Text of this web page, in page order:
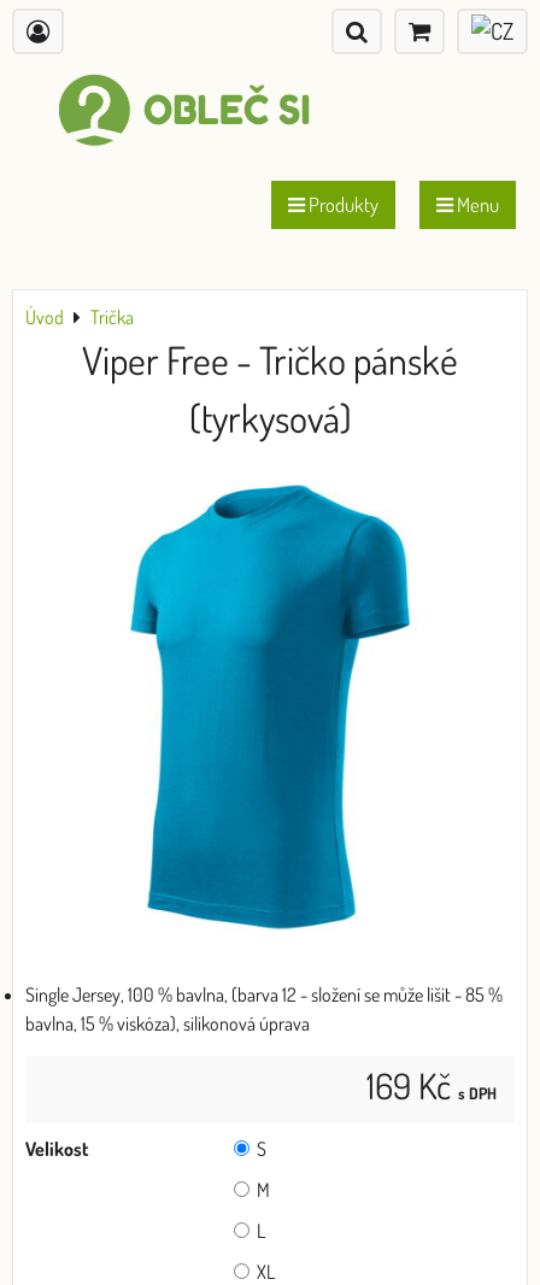
Produkty Menu
Úvod Trička
Viper Free - Tričko pánské
(tyrkysová)
Single Jersey, 100 % bavlna, (barva 12 - složení se může lišit - 85 %
bavlna, 15 % viskóza), silikonová úprava
169 Kč s DPH
Velikost
S
M
L
XL